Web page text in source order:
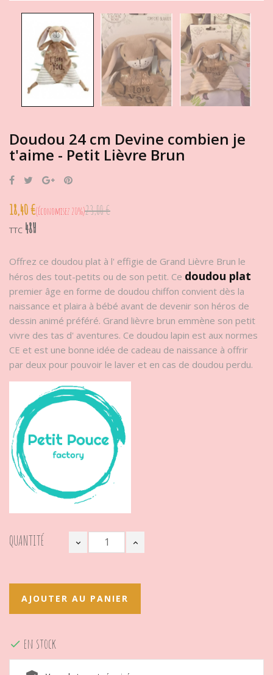
Doudou 24 cm Devine combien je
t'aime - Petit Lièvre Brun
PartagerTweet Google+
18,40 € Économisez 20%23,00 €
TTC 48H
Offrez ce doudou plat à l' effigie de Grand Lièvre Brun le
héros des tout-petits ou de son petit. Ce doudou plat
premier âge en forme de doudou chiffon convient dès la
naissance et plaira à bébé avant de devenir son héros de
dessin animé préféré. Grand lièvre brun emmène son petit
vivre des tas d' aventures. Ce doudou lapin est aux normes
CE et est une bonne idée de cadeau de naissance à offrir
par deux pour pouvoir le laver et en cas de doudou perdu.
QUANTITÉ
AJOUTER AU PANIER
 en stock